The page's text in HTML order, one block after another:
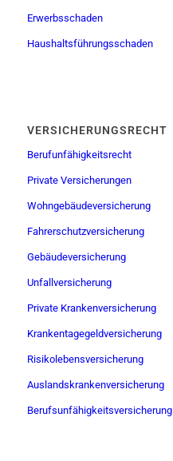
Erwerbsschaden
Haushaltsführungsschaden
VERSICHERUNGSRECHT
Berufunfähigkeitsrecht
Private Versicherungen
Wohngebäudeversicherung
Fahrerschutzversicherung
Gebäudeversicherung
Unfallversicherung
Private Krankenversicherung
Krankentagegeldversicherung
Risikolebensversicherung
Auslandskrankenversicherung
Berufsunfähigkeitsversicherung